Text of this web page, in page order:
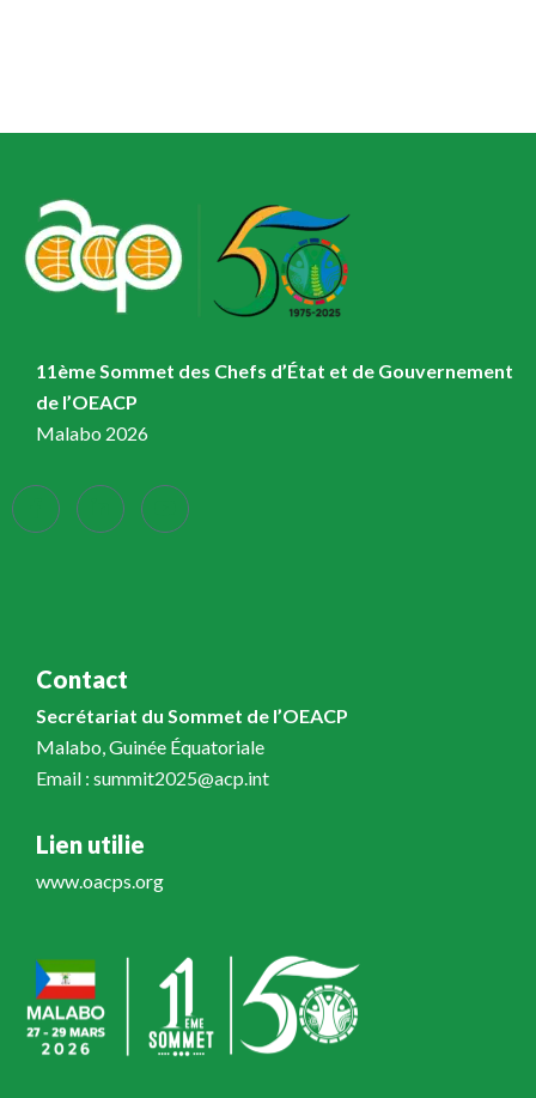
11ème Sommet des Chefs d’État et de Gouvernement
de l’OEACP
Malabo 2026
Contact
Secrétariat du Sommet de l’OEACP
Malabo, Guinée Équatoriale
Email : summit2025@acp.int
Lien utilie
www.oacps.org